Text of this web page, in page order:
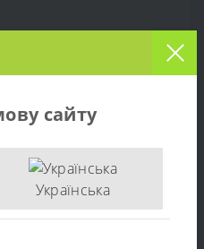
38 см
глубины обработки:
двигателя
сайту
Українська